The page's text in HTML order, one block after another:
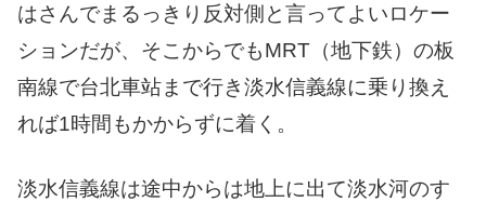
はさんでまるっきり反対側と言ってよいロケー
ションだが、そこからでもMRT（地下鉄）の板
南線で台北車站まで行き淡水信義線に乗り換え
れば1時間もかからずに着く。
淡水信義線は途中からは地上に出て淡水河のす